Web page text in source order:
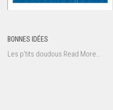
BONNES IDÉES
Les p’tits doudous Read More…